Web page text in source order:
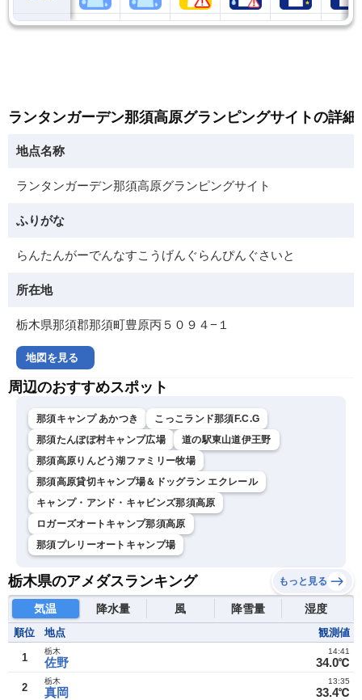
ランタンガーデン那須高原グランピングサイトの詳細
地点名称
ランタンガーデン那須高原グランピングサイト
ふりがな
らんたんがーでんなすこうげんぐらんぴんぐさいと
所在地
栃木県那須郡那須町豊原丙５０９４−１
地図を見る
周辺のおすすめスポット
那須キャンプ あかつき
こっこランド那須F.C.G
那須たんぽぽ村キャンプ広場
道の駅東山道伊王野
那須高原りんどう湖ファミリー牧場
那須高原貸切キャンプ場＆ドッグラン エクレール
キャンプ・アンド・キャビンズ那須高原
ロガーズオートキャンプ那須高原
那須プレリーオートキャンプ場
栃木県のアメダスランキング もっと見る
気温 降水量 風 降雪量 湿度
順位 地点 観測値
1 佐野
栃木
34.0℃
14:41
2 真岡
栃木
33.4℃
13:35